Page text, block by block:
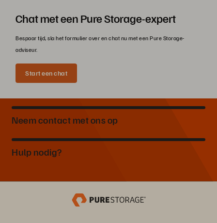
Chat met een Pure Storage-expert
Bespaar tijd, sla het formulier over en chat nu met een Pure Storage-
adviseur.
Start een chat
Neem contact met ons op
Hulp nodig?